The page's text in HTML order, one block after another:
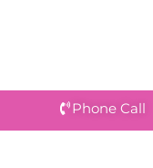
Phone Call